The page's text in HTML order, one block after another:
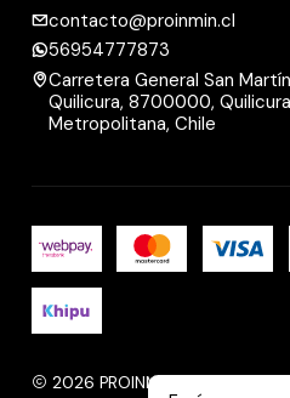
contacto@proinmin.cl
56954777873
Carretera General San
Quilicura, 8700000,
Metropolitana, Chile
2026 PROINMIN.